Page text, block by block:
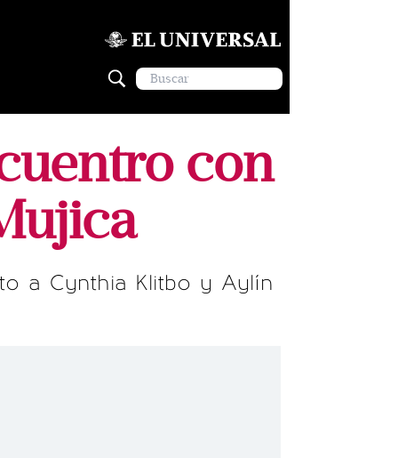
con
a Cynthia Klitbo y Aylín